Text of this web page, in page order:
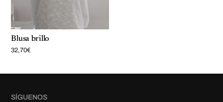
Blusa brillo
32,70€
SÍGUENOS